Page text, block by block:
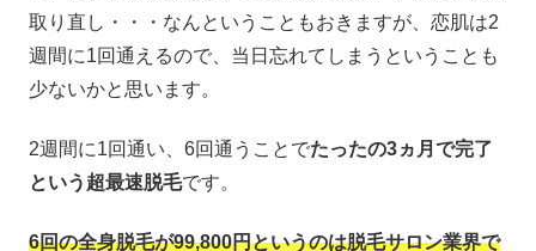
取り直し・・・なんということもおきますが、恋肌は2
週間に1回通えるので、当日忘れてしまうということも
少ないかと思います。
2週間に1回通い、6回通うことでたったの3ヵ月で完了
という超最速脱毛です。
6回の全身脱毛が99,800円というのは脱毛サロン業界で